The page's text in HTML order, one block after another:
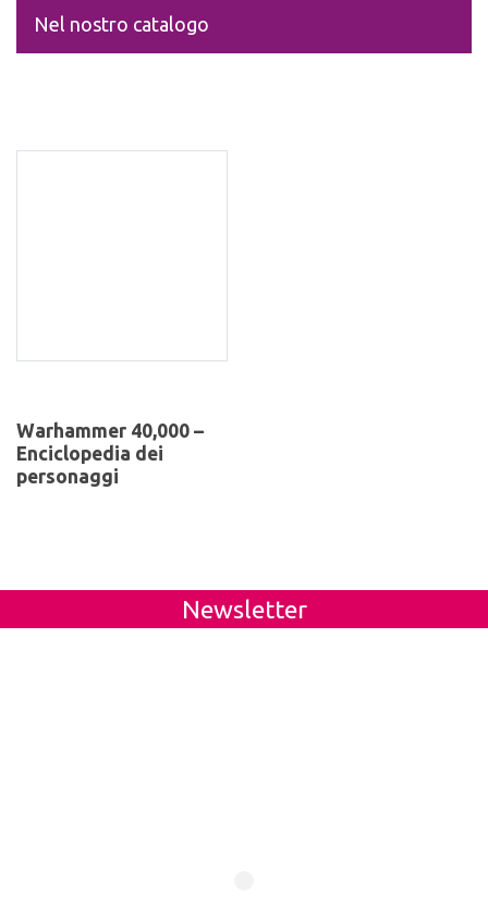
Nel nostro catalogo
Warhammer 40,000 –
Enciclopedia dei
personaggi
Newsletter